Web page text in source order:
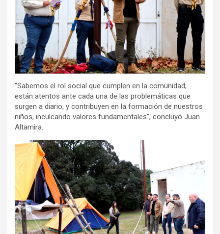
“Sabemos el rol social que cumplen en la comunidad;
están atentos ante cada una de las problemáticas que
surgen a diario, y contribuyen en la formación de nuestros
niños, inculcando valores fundamentales”, concluyó Juan
Altamira.